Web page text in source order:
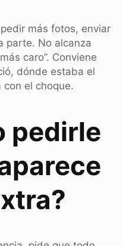
más fotos, enviar
parte. No alcanza
caro”. Conviene
dónde estaba el
con el choque.
pedirle